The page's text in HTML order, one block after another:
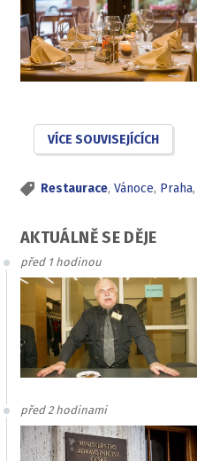
VÍCE SOUVISEJÍCÍCH
Restaurace, Vánoce, Praha,
AKTUÁLNĚ SE DĚJE
před 1 hodinou
před 2 hodinami